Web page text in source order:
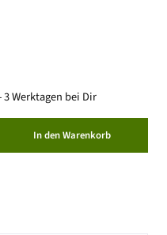
Werktagen bei Dir
In den Warenkorb